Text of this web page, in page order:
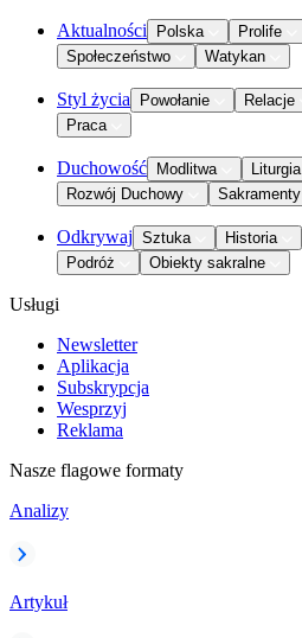
Aktualności Polska Prolife
Społeczeństwo
Watykan
Styl życia Powołanie Relacje
Praca
Duchowość Modlitwa Liturgia
Rozwój Duchowy
Sakramenty
Odkrywaj Sztuka Historia
Podróż
Obiekty sakralne
Usługi
Newsletter
Aplikacja
Subskrypcja
Wesprzyj
Reklama
Nasze flagowe formaty
Analizy
Artykuł